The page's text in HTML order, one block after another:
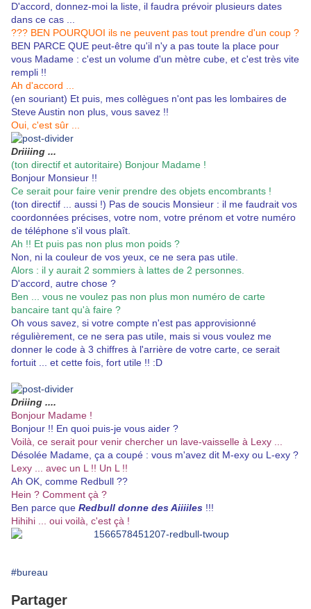
D'accord, donnez-moi la liste, il faudra prévoir plusieurs dates
dans ce cas ...
??? BEN POURQUOI ils ne peuvent pas tout prendre d'un coup ?
BEN PARCE QUE peut-être qu'il n'y a pas toute la place pour
vous Madame : c'est un volume d'un mètre cube, et c'est très vite
rempli !!
Ah d'accord ...
(en souriant) Et puis, mes collègues n'ont pas les lombaires de
Steve Austin non plus, vous savez !!
Oui, c'est sûr ...
Driiiing ...
(ton directif et autoritaire) Bonjour Madame !
Bonjour Monsieur !!
Ce serait pour faire venir prendre des objets encombrants !
(ton directif ... aussi !) Pas de soucis Monsieur : il me faudrait vos
coordonnées précises, votre nom, votre prénom et votre numéro
de téléphone s'il vous plaît.
Ah !! Et puis pas non plus mon poids ?
Non, ni la couleur de vos yeux, ce ne sera pas utile.
Alors : il y aurait 2 sommiers à lattes de 2 personnes.
D'accord, autre chose ?
Ben ... vous ne voulez pas non plus mon numéro de carte
bancaire tant qu'à faire ?
Oh vous savez, si votre compte n'est pas approvisionné
régulièrement, ce ne sera pas utile, mais si vous voulez me
donner le code à 3 chiffres à l'arrière de votre carte, ce serait
fortuit ... et cette fois, fort utile !! :D
Driiing ....
Bonjour Madame !
Bonjour !! En quoi puis-je vous aider ?
Voilà, ce serait pour venir chercher un lave-vaisselle à Lexy ...
Désolée Madame, ça a coupé : vous m'avez dit M-exy ou L-exy ?
Lexy ... avec un L !! Un L !!
Ah OK, comme Redbull ??
Hein ? Comment çà ?
Ben parce que Redbull donne des Aiiiiles !!!
Hihihi ... oui voilà, c'est çà !
#bureau
Partager